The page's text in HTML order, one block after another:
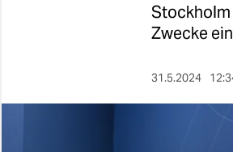
Zwecke
31.5.2024